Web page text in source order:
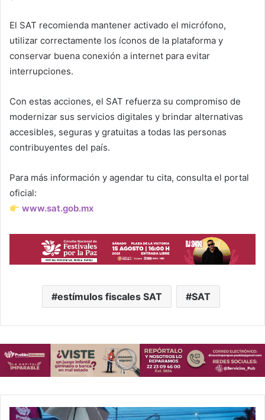
El SAT recomienda mantener activado el micrófono,
utilizar correctamente los íconos de la plataforma y
conservar buena conexión a internet para evitar
interrupciones.
Con estas acciones, el SAT refuerza su compromiso de
modernizar sus servicios digitales y brindar alternativas
accesibles, seguras y gratuitas a todas las personas
contribuyentes del país.
Para más información y agendar tu cita, consulta el portal
oficial:
www.sat.gob.mx
estímulos fiscales SAT SAT
Zaragoza